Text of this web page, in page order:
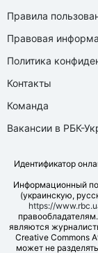
Правила
Правовая
Политика
Контакты
Команда
Вакансии в РБК-
Идентификатор
Информационный
(украинскую,
https://
являются
Creative Commons
может не